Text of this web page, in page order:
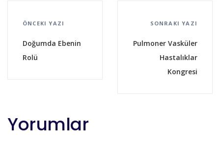
ÖNCEKI YAZI
Doğumda Ebenin
Rolü
SONRAKI YAZI
Pulmoner Vasküler
Hastalıklar
Kongresi
Yorumlar